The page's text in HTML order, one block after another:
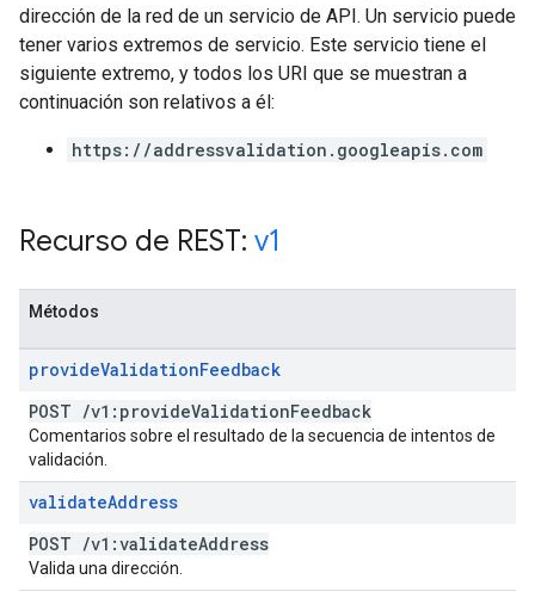
dirección de la red de un servicio de API. Un servicio puede
tener varios extremos de servicio. Este servicio tiene el
siguiente extremo, y todos los URI que se muestran a
continuación son relativos a él:
https://addressvalidation.googleapis.com
Recurso de REST: v1
Métodos
provideValidationFeedback
POST /v1:provideValidationFeedback
Comentarios sobre el resultado de la secuencia de intentos de
validación.
validateAddress
POST /v1:validateAddress
Valida una dirección.